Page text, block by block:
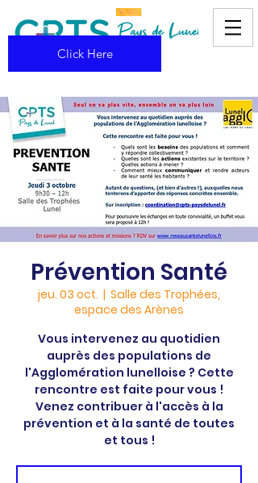
Click Here
Prévention Santé
jeu. 03 oct.
  |
Salle des Trophées,
espace des Arènes
Vous intervenez au quotidien
auprès des populations de
l'Agglomération lunelloise ? Cette
rencontre est faite pour vous !
Venez contribuer à l'accès à la
prévention et à la santé de toutes